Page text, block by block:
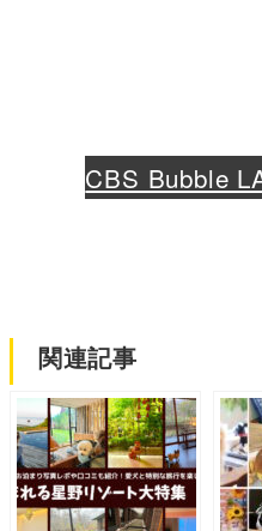
CBS Bubble
関連記事